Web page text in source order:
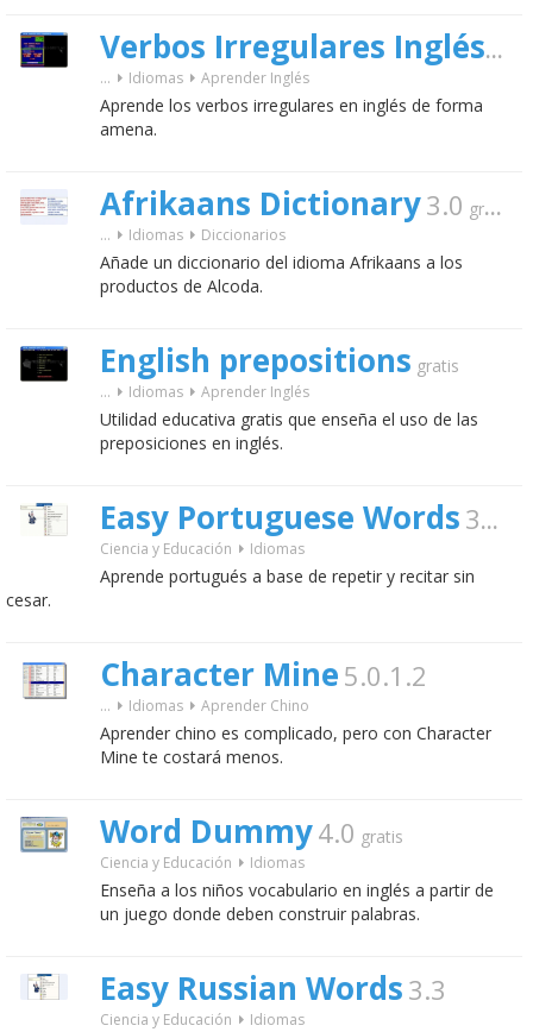
Verbos Irregulares Inglésgratis
... Idiomas Aprender Inglés
Aprende los verbos irregulares en inglés de forma
amena.
Afrikaans Dictionary3.0 gratis
... Idiomas Diccionarios
Añade un diccionario del idioma Afrikaans a los
productos de Alcoda.
English prepositions gratis
... Idiomas Aprender Inglés
Utilidad educativa gratis que enseña el uso de las
preposiciones en inglés.
Easy Portuguese Words 3.3
Ciencia y Educación Idiomas
Aprende portugués a base de repetir y recitar sin
cesar.
Character Mine 5.0.1.2
... Idiomas Aprender Chino
Aprender chino es complicado, pero con Character
Mine te costará menos.
Word Dummy4.0 gratis
Ciencia y Educación Idiomas
Enseña a los niños vocabulario en inglés a partir de
un juego donde deben construir palabras.
Easy Russian Words 3.3
Ciencia y Educación Idiomas